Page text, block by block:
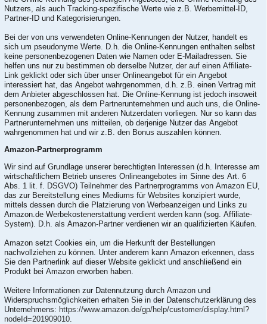
Nutzers, als auch Tracking-spezifische Werte wie z.B. Werbemittel-ID,
Partner-ID und Kategorisierungen.
Bei der von uns verwendeten Online-Kennungen der Nutzer, handelt es
sich um pseudonyme Werte. D.h. die Online-Kennungen enthalten selbst
keine personenbezogenen Daten wie Namen oder E-Mailadressen. Sie
helfen uns nur zu bestimmen ob derselbe Nutzer, der auf einen Affiliate-
Link geklickt oder sich über unser Onlineangebot für ein Angebot
interessiert hat, das Angebot wahrgenommen, d.h. z.B. einen Vertrag mit
dem Anbieter abgeschlossen hat. Die Online-Kennung ist jedoch insoweit
personenbezogen, als dem Partnerunternehmen und auch uns, die Online-
Kennung zusammen mit anderen Nutzerdaten vorliegen. Nur so kann das
Partnerunternehmen uns mitteilen, ob derjenige Nutzer das Angebot
wahrgenommen hat und wir z.B. den Bonus auszahlen können.
Amazon-Partnerprogramm
Wir sind auf Grundlage unserer berechtigten Interessen (d.h. Interesse am
wirtschaftlichem Betrieb unseres Onlineangebotes im Sinne des Art. 6
Abs. 1 lit. f. DSGVO) Teilnehmer des Partnerprogramms von Amazon EU,
das zur Bereitstellung eines Mediums für Websites konzipiert wurde,
mittels dessen durch die Platzierung von Werbeanzeigen und Links zu
Amazon.de Werbekostenerstattung verdient werden kann (sog. Affiliate-
System). D.h. als Amazon-Partner verdienen wir an qualifizierten Käufen.
Amazon setzt Cookies ein, um die Herkunft der Bestellungen
nachvollziehen zu können. Unter anderem kann Amazon erkennen, dass
Sie den Partnerlink auf dieser Website geklickt und anschließend ein
Produkt bei Amazon erworben haben.
Weitere Informationen zur Datennutzung durch Amazon und
Widerspruchsmöglichkeiten erhalten Sie in der Datenschutzerklärung des
Unternehmens: https://www.amazon.de/gp/help/customer/display.html?
nodeId=201909010